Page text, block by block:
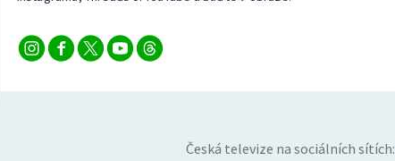
Česká televize na sociálních sítích: